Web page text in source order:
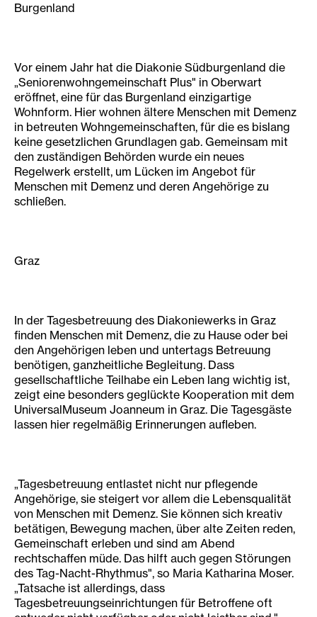
Burgenland
Vor einem Jahr hat die Diakonie Südburgenland die
„Seniorenwohngemeinschaft Plus" in Oberwart
eröffnet, eine für das Burgenland einzigartige
Wohnform. Hier wohnen ältere Menschen mit Demenz
in betreuten Wohngemeinschaften, für die es bislang
keine gesetzlichen Grundlagen gab. Gemeinsam mit
den zuständigen Behörden wurde ein neues
Regelwerk erstellt, um Lücken im Angebot für
Menschen mit Demenz und deren Angehörige zu
schließen.
Graz
In der Tagesbetreuung des Diakoniewerks in Graz
finden Menschen mit Demenz, die zu Hause oder bei
den Angehörigen leben und untertags Betreuung
benötigen, ganzheitliche Begleitung. Dass
gesellschaftliche Teilhabe ein Leben lang wichtig ist,
zeigt eine besonders geglückte Kooperation mit dem
UniversalMuseum Joanneum in Graz. Die Tagesgäste
lassen hier regelmäßig Erinnerungen aufleben.
„Tagesbetreuung entlastet nicht nur pflegende
Angehörige, sie steigert vor allem die Lebensqualität
von Menschen mit Demenz. Sie können sich kreativ
betätigen, Bewegung machen, über alte Zeiten reden,
Gemeinschaft erleben und sind am Abend
rechtschaffen müde. Das hilft auch gegen Störungen
des Tag-Nacht-Rhythmus", so Maria Katharina Moser.
„Tatsache ist allerdings, dass
Tagesbetreuungseinrichtungen für Betroffene oft